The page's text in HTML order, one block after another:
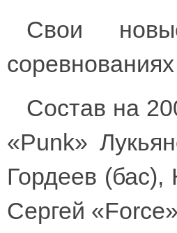
Свои
Состав на
«Punk»
Гордеев (бас),
Сергей